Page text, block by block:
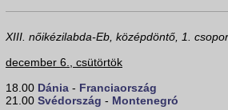
XIII. nőikézilabda-Eb, középdöntő, 1.
december 6., csütörtök
18.00 Dánia - Franciaország
21.00 Svédország - Montenegró